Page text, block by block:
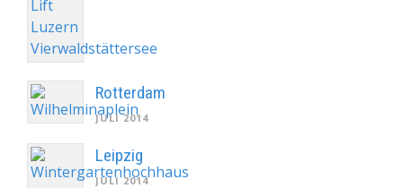
Rotterdam
JULI 2014
Leipzig
JULI 2014